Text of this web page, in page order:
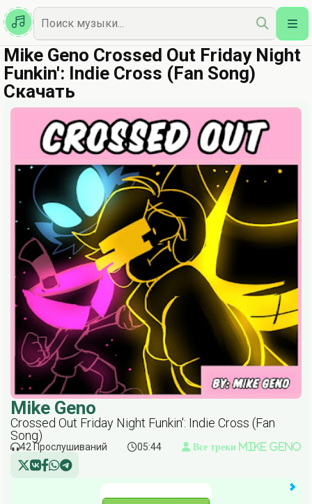
Казахская
Наш Топ
Mike Geno Crossed Out Friday Night
Funkin': Indie Cross (Fan Song)
Скачать
Mike Geno
Crossed Out Friday Night Funkin': Indie Cross (Fan
Song)
42 Прослушиваний 05:44 Все треки Mike Geno